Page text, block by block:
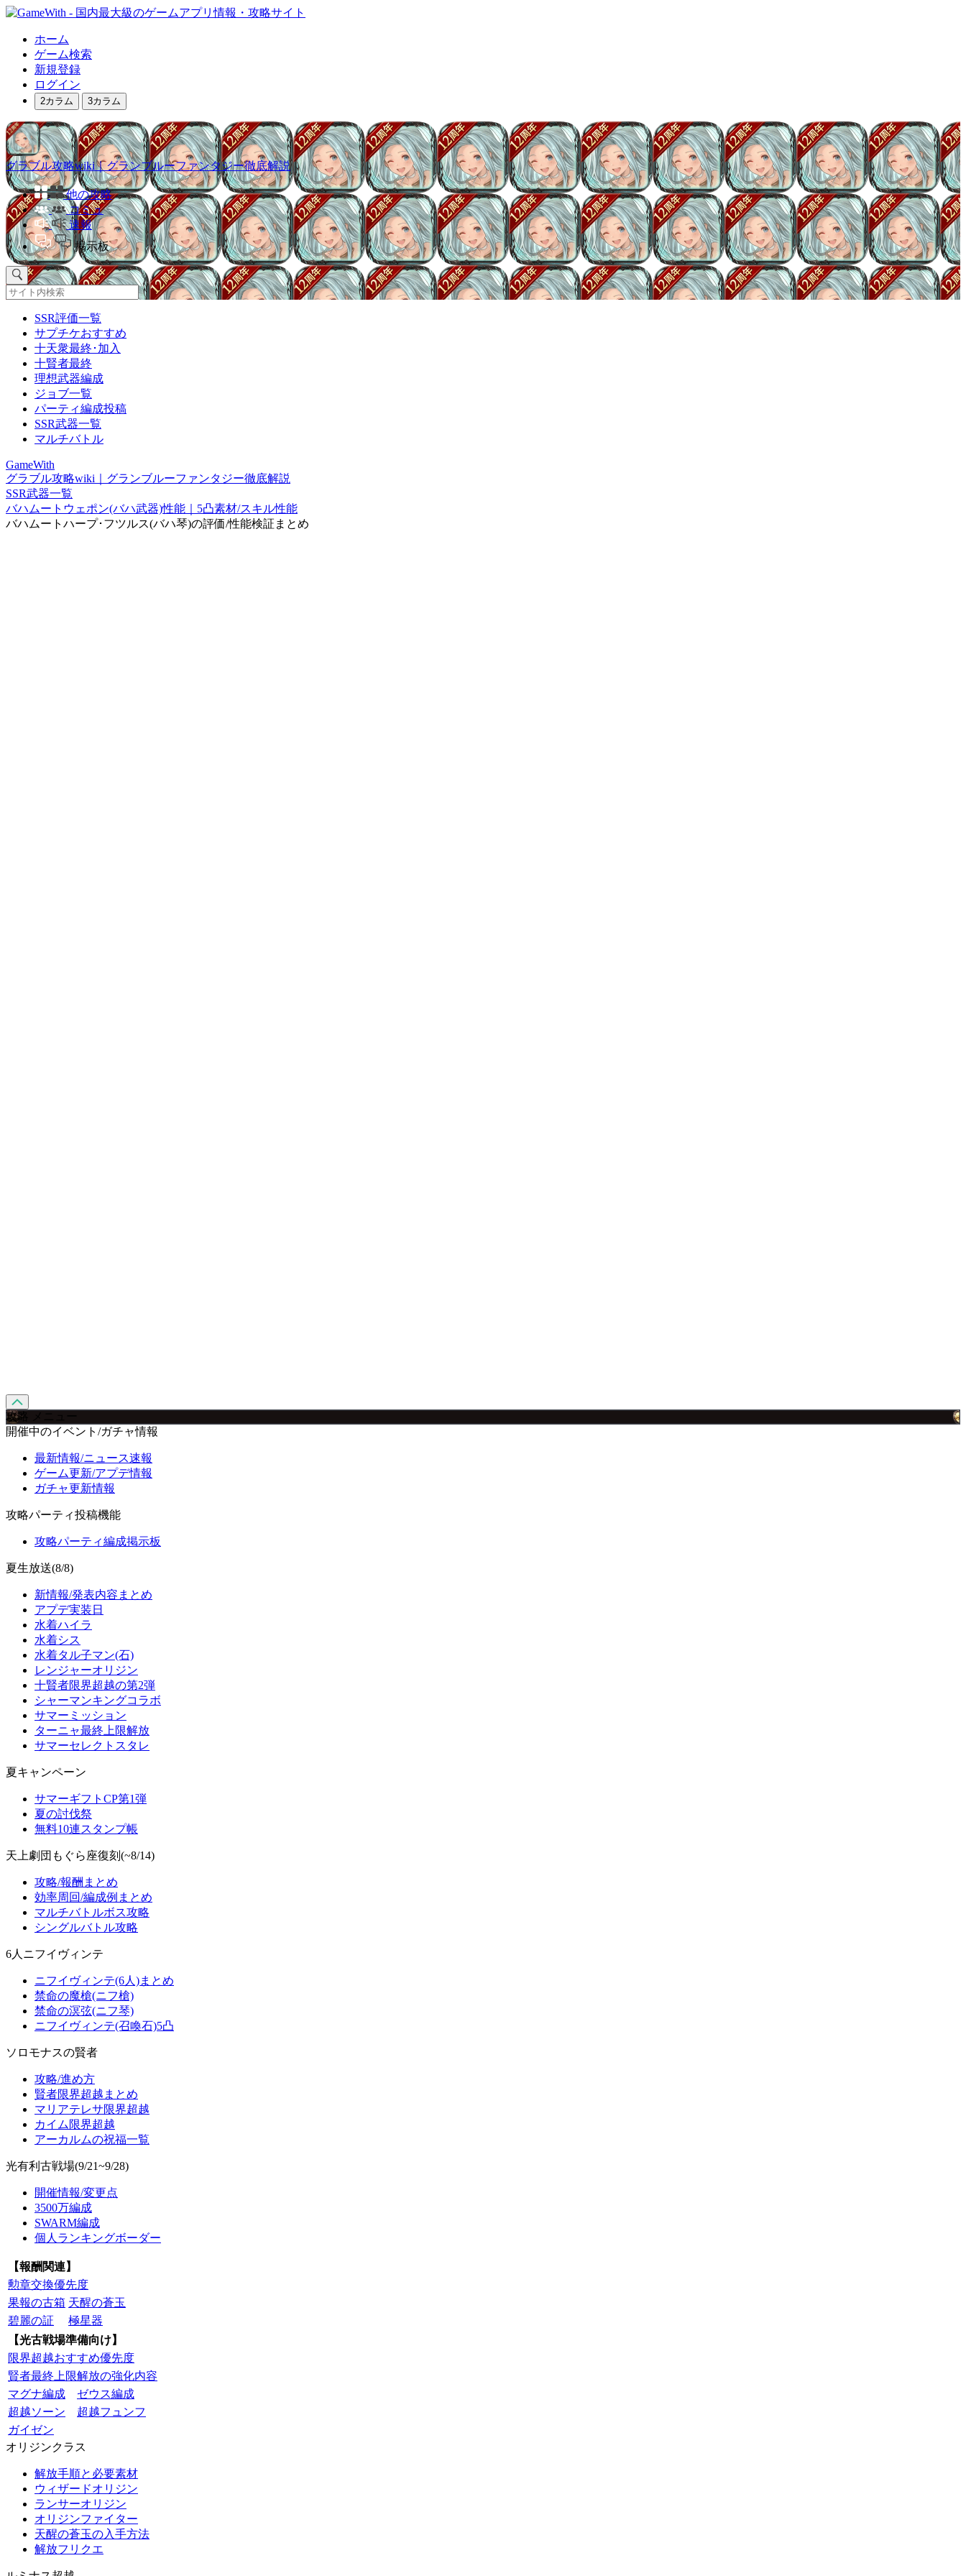
ホーム
ゲーム検索
新規登録
ログイン
2カラム 3カラム
グラブル攻略wiki｜グランブルーファンタジー徹底解説
他の攻略
コミュ
速報
掲示板
SSR評価一覧
サプチケおすすめ
十天衆最終･加入
十賢者最終
理想武器編成
ジョブ一覧
パーティ編成投稿
SSR武器一覧
マルチバトル
GameWith
グラブル攻略wiki｜グランブルーファンタジー徹底解説
SSR武器一覧
バハムートウェポン(バハ武器)性能｜5凸素材/スキル性能
バハムートハープ･フツルス(バハ琴)の評価/性能検証まとめ
攻略 メニュー
開催中のイベント/ガチャ情報
最新情報/ニュース速報
ゲーム更新/アプデ情報
ガチャ更新情報
攻略パーティ投稿機能
攻略パーティ編成掲示板
夏生放送(8/8)
新情報/発表内容まとめ
アプデ実装日
水着ハイラ
水着シス
水着タル子マン(石)
レンジャーオリジン
十賢者限界超越の第2弾
シャーマンキングコラボ
サマーミッション
ターニャ最終上限解放
サマーセレクトスタレ
夏キャンペーン
サマーギフトCP第1弾
夏の討伐祭
無料10連スタンプ帳
天上劇団もぐら座復刻(~8/14)
攻略/報酬まとめ
効率周回/編成例まとめ
マルチバトルボス攻略
シングルバトル攻略
6人ニフイヴィンテ
ニフイヴィンテ(6人)まとめ
禁命の魔槍(ニフ槍)
禁命の溟弦(ニフ琴)
ニフイヴィンテ(召喚石)5凸
ソロモナスの賢者
攻略/進め方
賢者限界超越まとめ
マリアテレサ限界超越
カイム限界超越
アーカルムの祝福一覧
光有利古戦場(9/21~9/28)
開催情報/変更点
3500万編成
SWARM編成
個人ランキングボーダー
【報酬関連】
勲章交換優先度
果報の古箱 天醒の蒼玉
碧麗の証
極星器
【光古戦場準備向け】
限界超越おすすめ優先度
賢者最終上限解放の強化内容
マグナ編成
ゼウス編成
超越ソーン
超越フュンフ
ガイゼン
オリジンクラス
解放手順と必要素材
ウィザードオリジン
ランサーオリジン
オリジンファイター
天醒の蒼玉の入手方法
解放フリクエ